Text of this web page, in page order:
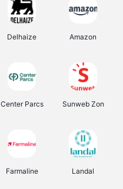
Delhaize Amazon
Center Parcs Sunweb Zon
Farmaline Landal